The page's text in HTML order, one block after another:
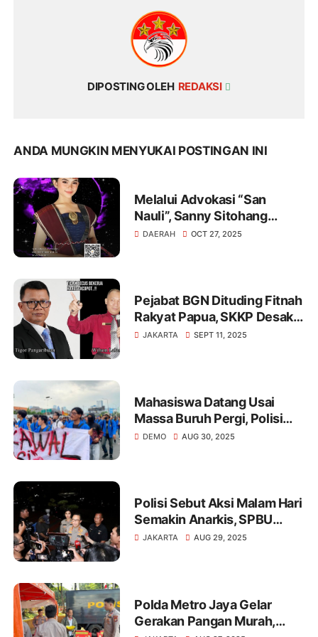
DIPOSTING OLEH REDAKSI
ANDA MUNGKIN MENYUKAI POSTINGAN INI
Melalui Advokasi “San
Nauli”, Sanny Sitohang
Wakili Sumatera Utara ke
DAERAH OCT 27, 2025
Pejabat BGN Dituding Fitnah
Rakyat Papua, SKKP Desak
Pencopotan Tigor
JAKARTA SEPT 11, 2025
Mahasiswa Datang Usai
Massa Buruh Pergi, Polisi
Sebut Situasi Kondusif
DEMO AUG 30, 2025
Polisi Sebut Aksi Malam Hari
Semakin Anarkis, SPBU
Dilempari Molotov
JAKARTA AUG 29, 2025
Polda Metro Jaya Gelar
Gerakan Pangan Murah,